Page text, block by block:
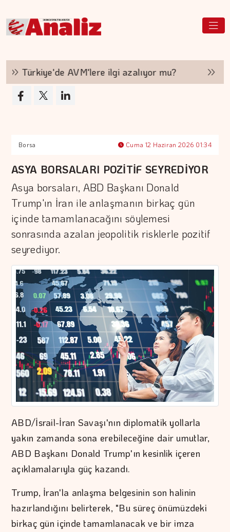
Türkiye'de AVM'lere ilgi azalıyor mu?
Borsa Cuma 12 Haziran 2026 01:34
ASYA BORSALARI POZİTİF SEYREDİYOR
Asya borsaları, ABD Başkanı Donald
Trump'ın İran ile anlaşmanın birkaç gün
içinde tamamlanacağını söylemesi
sonrasında azalan jeopolitik risklerle pozitif
seyrediyor.
ABD/İsrail-İran Savaşı'nın diplomatik yollarla
yakın zamanda sona erebileceğine dair umutlar,
ABD Başkanı Donald Trump'ın kesinlik içeren
açıklamalarıyla güç kazandı.
Trump, İran'la anlaşma belgesinin son halinin
hazırlandığını belirterek, "Bu süreç önümüzdeki
birkaç gün içinde tamamlanacak ve bir imza